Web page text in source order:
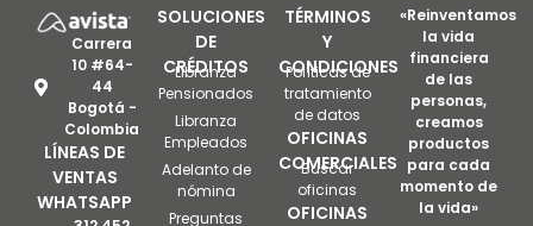
Carrera
10 #64-
44
Bogotá -
Colombia
LÍNEAS DE
VENTAS
WHATSAPP
SOLUCIONES
DE
CRÉDITOS
Libranza
Pensionados
Libranza
Empleados
Adelanto de
nómina
Preguntas
TÉRMINOS
Y
CONDICIONES
Políticas de
tratamiento
de datos
OFICINAS
COMERCIALES
Buscar
oficinas
OFICINAS
«Reinventamos
la vida
financiera
de las
personas,
creamos
productos
para cada
momento de
la vida»